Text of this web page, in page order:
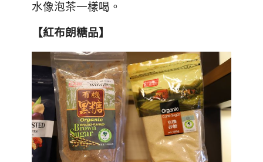
水像泡茶一樣喝。
【紅布朗糖品】